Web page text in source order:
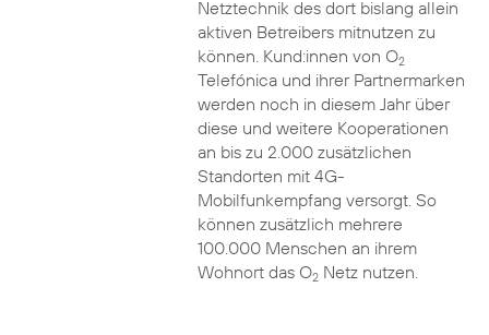
Netztechnik des dort bislang allein
aktiven Betreibers mitnutzen zu
können. Kund:innen von O2
Telefónica und ihrer Partnermarken
werden noch in diesem Jahr über
diese und weitere Kooperationen
an bis zu 2.000 zusätzlichen
Standorten mit 4G-
Mobilfunkempfang versorgt. So
können zusätzlich mehrere
100.000 Menschen an ihrem
Wohnort das O2Netz nutzen.